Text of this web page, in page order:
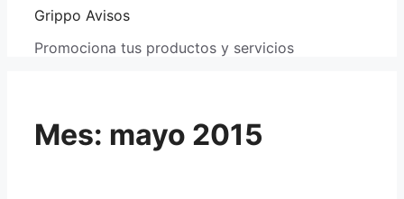
Grippo Avisos
Promociona tus productos y servicios
Mes: mayo 2015